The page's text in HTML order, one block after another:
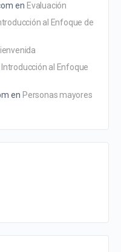
en Evaluación
al Enfoque de
Introducción al Enfoque
en Personas mayores